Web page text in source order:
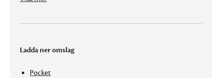
Ladda ner omslag
Pocket